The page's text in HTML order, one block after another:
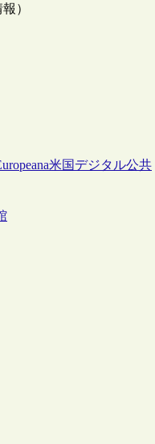
）
米国デジタル公共